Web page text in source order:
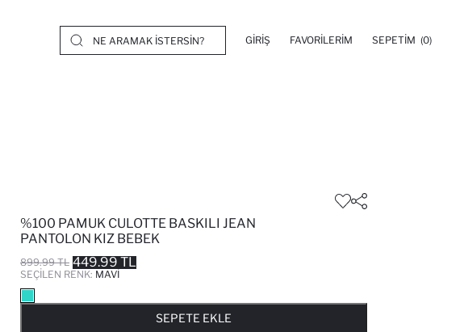
GIRIŞ FAVORILERIM SEPETIM (0)
%100 PAMUK CULOTTE BASKILI JEAN
PANTOLON KIZ BEBEK
899.99 TL 449.99 TL
SEÇILEN RENK: MAVI
SEPETE EKLE